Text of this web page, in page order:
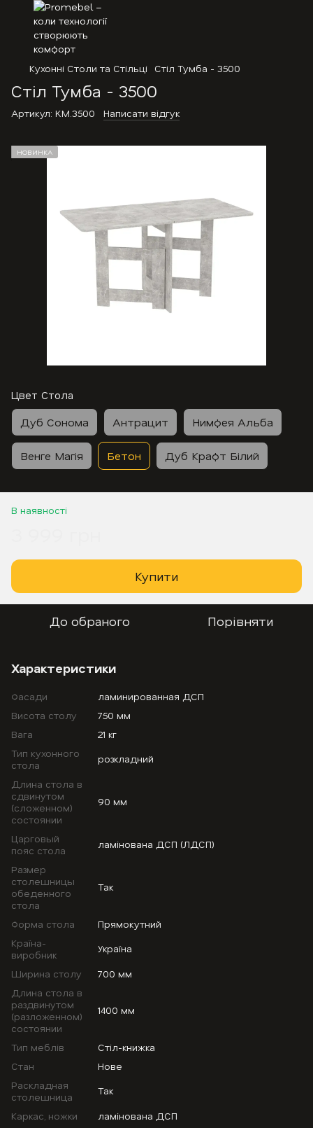
Кухонні Столи та Стільці Стіл Тумба - 3500
Стіл Тумба - 3500
Артикул: KM.3500 Написати відгук
НОВИНКА
Цвет Стола
Дуб Сонома Антрацит Нимфея Альба
Венге Магія Бетон Дуб Крафт Білий
В наявності
Купити
До обраного Порівняти
Характеристики
Фасади
ламинированная ДСП
Висота столу
750 мм
Вага
21 кг
Тип кухонного
стола
розкладний
Длина стола в
сдвинутом
(сложенном)
состоянии
90 мм
Царговый
пояс стола
ламінована ДСП (ЛДСП)
Размер
столешницы
обеденного
стола
Так
Форма стола
Прямокутний
Країна-
виробник
Україна
Ширина столу
700 мм
Длина стола в
раздвинутом
(разложенном)
состоянии
1400 мм
Тип меблів
Стіл-книжка
Стан
Нове
Раскладная
столешница
Так
Каркас, ножки
ламінована ДСП